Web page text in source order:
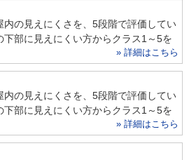
内の見えにくさを、5段階で評価してい
下部に見えにくい方からクラス1～5を
» 詳細はこちら
内の見えにくさを、5段階で評価してい
下部に見えにくい方からクラス1～5を
» 詳細はこちら